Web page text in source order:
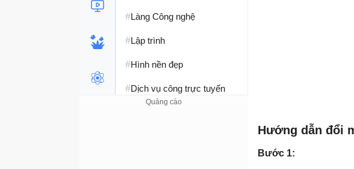
Hướng dẫn đổi
Bước 1:
#Làng Công nghệ
#Lập trình
#Hình nền đẹp
#Dịch vụ công trực tuyến